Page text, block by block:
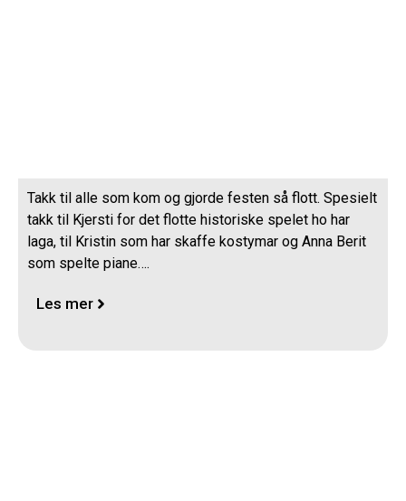
Takk til alle som kom og gjorde festen så flott. Spesielt
takk til Kjersti for det flotte historiske spelet ho har
laga, til Kristin som har skaffe kostymar og Anna Berit
som spelte piane….
Les mer